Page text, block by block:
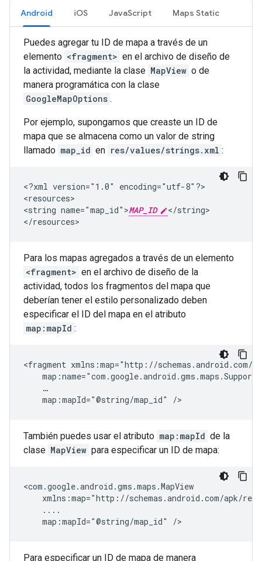
Android iOS JavaScript Maps Static
Puedes agregar tu ID de mapa a través de un
elemento <fragment> en el archivo de diseño de
la actividad, mediante la clase MapView o de
manera programática con la clase
GoogleMapOptions .
Por ejemplo, supongamos que creaste un ID de
mapa que se almacena como un valor de string
llamado map_id en res/values/strings.xml :
<?xml version="1.0"
encoding="utf-8"?>
<resources>
<string name="map_id">MAP_ID
</string>
Para los mapas agregados a través de un elemento
<fragment> en el archivo de diseño de la
actividad, todos los fragmentos del mapa que
deberían tener el estilo personalizado deben
especificar el ID del mapa en el atributo
map:mapId :
<fragment
map:mapId="@string/map_id"
También puedes usar el atributo map:mapId de la
clase MapView para especificar un ID de mapa:
map:mapId="@string/map_id"
Para especificar un ID de mapa de manera